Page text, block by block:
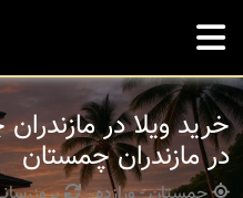
خرید ویلا در
در مازندران چمستان